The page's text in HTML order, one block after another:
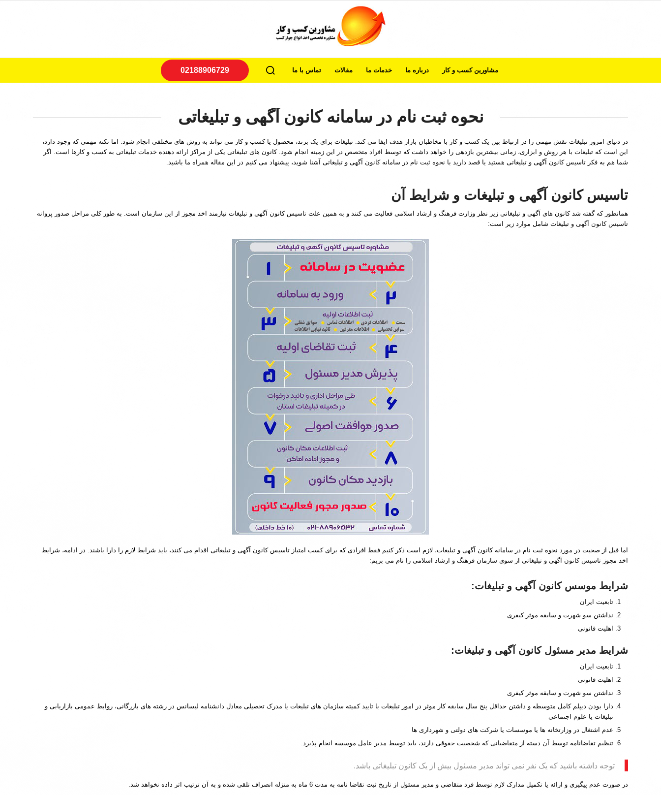
مشاورین کسب و کار درباره ما خدمات ما مقالات تماس با ما 02188906729
نحوه ثبت نام در سامانه کانون آگهی و تبلیغاتی
در دنیای امروز تبلیغات نقش مهمی را در ارتباط بین یک کسب و کار با مخاطبان بازار هدف ایفا می کند. تبلیغات برای یک برند، محصول یا کسب و کار می تواند به روش های مختلفی انجام شود. اما نکته مهمی که وجود دارد،
این است که تبلیغات با هر روش و ابزاری، زمانی بیشترین بازدهی را خواهد داشت که توسط افراد متخصص در این زمینه انجام شود. کانون های تبلیغاتی یکی از مراکز ارائه دهنده خدمات تبلیغاتی به کسب و کارها است. اگر
شما هم به فکر تاسیس کانون آگهی و تبلیغاتی هستید یا قصد دارید با نحوه ثبت نام در سامانه کانون آگهی و تبلیغاتی آشنا شوید، پیشنهاد می کنیم در این مقاله همراه ما باشید.
تاسیس کانون آگهی و تبلیغات و شرایط آن
همانطور که گفته شد کانون های آگهی و تبلیغاتی زیر نظر وزارت فرهنگ و ارشاد اسلامی فعالیت می کنند و به همین علت تاسیس کانون آگهی و تبلیغات نیازمند اخذ مجوز از این سازمان است. به طور کلی مراحل صدور پروانه
تاسیس کانون آگهی و تبلیغات شامل موارد زیر است:
اما قبل از صحبت در مورد نحوه ثبت نام در سامانه کانون آگهی و تبلیغات، لازم است ذکر کنیم فقط افرادی که برای کسب امتیاز تاسیس کانون آگهی و تبلیغاتی اقدام می کنند، باید شرایط لازم را دارا باشند. در ادامه، شرایط
اخذ مجوز تاسیس کانون آگهی و تبلیغاتی از سوی سازمان فرهنگ و ارشاد اسلامی را نام می بریم:
شرایط موسس کانون آگهی و تبلیغات:
تابعیت ایران
نداشتن سو شهرت و سابقه موثر کیفری
اهلیت قانونی
شرایط مدیر مسئول کانون آگهی و تبلیغات:
تابعیت ایران
اهلیت قانونی
نداشتن سو شهرت و سابقه موثر کیفری
دارا بودن دیپلم کامل متوسطه و داشتن حداقل پنج سال سابقه کار موثر در امور تبلیغات با تایید کمیته سازمان های تبلیغات یا مدرک تحصیلی معادل دانشنامه لیسانس در رشته های بازرگانی، روابط عمومی بازاریابی و
تبلیغات یا علوم اجتماعی
عدم اشتغال در وزارتخانه ها یا موسسات یا شرکت های دولتی و شهرداری ها
تنظیم تقاضانامه توسط آن دسته از متقاضیانی که شخصیت حقوقی دارند، باید توسط مدیر عامل موسسه انجام پذیرد.
توجه داشته باشید که یک نفر نمی تواند مدیر مسئول بیش از یک کانون تبلیغاتی باشد.
در صورت عدم پیگیری و ارائه یا تکمیل مدارک لازم توسط فرد متقاضی و مدیر مسئول از تاریخ ثبت تقاضا نامه به مدت 6 ماه به منزله انصراف تلقی شده و به آن ترتیب اثر داده نخواهد شد.